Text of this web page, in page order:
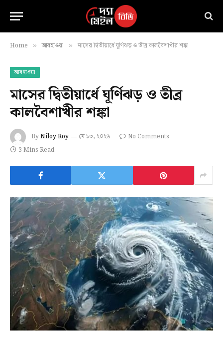
Home » আবহাওয়া » মাসের দ্বিতীয়ার্ধে ঘূর্ণিঝড় ও তীব্র কালবৈশাখীর শঙ্কা
আবহাওয়া
মাসের দ্বিতীয়ার্ধে ঘূর্ণিঝড় ও তীব্র
কালবৈশাখীর শঙ্কা
ByNiloy Roy মে ১৩, ২০২৬
No Comments
3 Mins Read